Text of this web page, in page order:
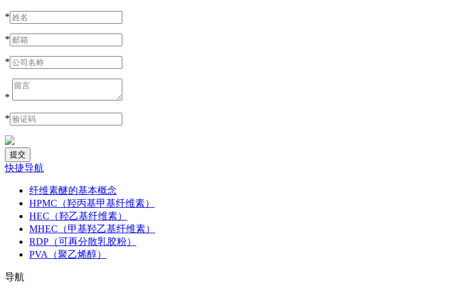
*
*
*
*
*
快捷导航
纤维素醚的基本概念
HPMC（羟丙基甲基纤维素）
HEC（羟乙基纤维素）
MHEC（甲基羟乙基纤维素）
RDP（可再分散乳胶粉）
PVA（聚乙烯醇）
导航